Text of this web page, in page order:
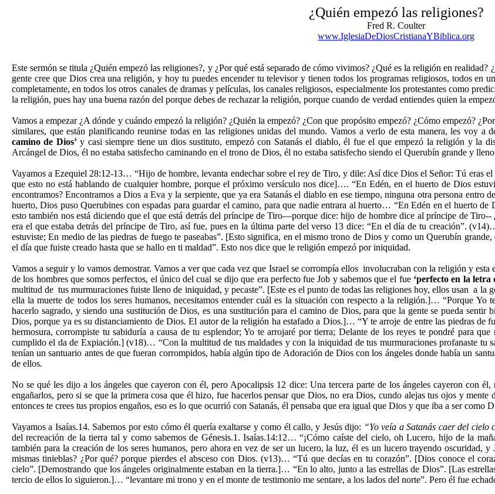
¿Quién empezó las religiones?
Fred R. Coulter
www.IglesiaDeDiosCristianaYBiblica.org
Este sermón se titula ¿Quién empezó las religiones?, y ¿Por qué está separado de cómo vivimos? ¿Qué es la religión en
gente cree que Dios crea una religión, y hoy tu puedes encender tu televisor y tienen todos los programas religiosos, todos en
completamente, en todos los otros canales de dramas y películas, los canales religiosos, especialmente los protestantes como
la religión, pues hay una buena razón del porque debes de rechazar la religión, porque cuando de verdad entiendes quien la
Vamos a empezar ¿A dónde y cuándo empezó la religión? ¿Quién la empezó? ¿Con que propósito empezó? ¿Cómo empezó?
similares, que están planificando reunirse todas en las religiones unidas del mundo. Vamos a verlo de esta manera, les voy a
camino de Dios’ y casi siempre tiene un dios sustituto, empezó con Satanás el diablo, él fue el que empezó la religión y la
Arcángel de Dios, él no estaba satisfecho caminando en el trono de Dios, él no estaba satisfecho siendo el Querubín grande y
Vayamos a Ezequiel 28:12-13… “Hijo de hombre, levanta endechar sobre el rey de Tiro, y dile: Así dice Dios el Señor: Tú eras
que esto no está hablando de cualquier hombre, porque el próximo versículo nos dice]…. “En Edén, en el huerto de Dios
encontramos? Encontramos a Dios a Eva y la serpiente, que ya era Satanás el diablo en ese tiempo, ninguna otra persona entro
huerto, Dios puso Querubines con espadas para guardar el camino, para que nadie entrara al huerto… “En Edén en el huerto de
esto también nos está diciendo que el que está detrás del príncipe de Tiro—porque dice: hijo de hombre dice al príncipe de
era el que estaba detrás del príncipe de Tiro, así fue, pues en la última parte del verso 13 dice: “En el día de tu creación”.
estuviste; En medio de las piedras de fuego te paseabas”. [Esto significa, en el mismo trono de Dios y como un Querubín
el día que fuiste creado hasta que se hallo en ti maldad”. Esto nos dice que le religión empezó por iniquidad.
Vamos a seguir y lo vamos demostrar. Vamos a ver que cada vez que Israel se corrompía ellos involucraban con la religión y
de los hombres que somos perfectos, el único del cual se dijo que era perfecto fue Job y sabemos que el fue ‘perfecto en la letra
multitud de tus murmuraciones fuiste lleno de iniquidad, y pecaste”. [Este es el punto de todas las religiones hoy, ellos usan a la
ella la muerte de todos los seres humanos, necesitamos entender cuál es la situación con respecto a la religión.]… “Porque
hacerlo sagrado, y siendo una sustitución de Dios, es una sustitución para el camino de Dios, para que la gente se pueda sentir
Dios, porque ya es su distanciamiento de Dios. El autor de la religión ha estafado a Dios.]… “Y te arroje de entre las piedras de
hermosura, corrompiste tu sabiduría a causa de tu esplendor; Yo te arrojaré por tierra; Delante de los reyes te pondré para
cumplido el da de Expiación.] (v18)… “Con la multitud de tus maldades y con la iniquidad de tus murmuraciones profanaste tu
tenían un santuario antes de que fueran corrompidos, había algún tipo de Adoración de Dios con los ángeles donde había un
de ellos.
No se qué les dijo a los ángeles que cayeron con él, pero Apocalipsis 12 dice: Una tercera parte de los ángeles cayeron con
engañarlos, pero si se que la primera cosa que él hizo, fue hacerlos pensar que Dios, no era Dios, cundo alejas tus ojos y
entonces te crees tus propios engaños, eso es lo que ocurrió con Satanás, él pensaba que era igual que Dios y que iba a ser como
Vayamos a Isaías.14. Sabemos por esto cómo él quería exaltarse y como él callo, y Jesús dijo: “Yo veía a Satanás caer del cielo
del recreación de la tierra tal y como sabemos de Génesis.1. Isaías.14:12… “¡Cómo caíste del cielo, oh Lucero, hijo de la
también para la creación de los seres humanos, pero ahora en vez de ser un lucero, la luz, él es un lucero trayendo oscuridad,
mismas tinieblas? ¿Por qué? porque pierdes el absceso con Dios. (v13)… “Tú que decías en tu corazón”. [Dios conoce el
cielo”. [Demostrando que los ángeles originalmente estaban en la tierra.]… “En lo alto, junto a las estrellas de Dios”. [Las
tercio de ellos lo siguieron.]… “levantare mi trono y en el monte de testimonio me sentare, a los lados del norte”. Pero él fue